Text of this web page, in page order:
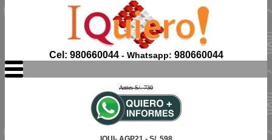
Cel: 980660044- Whatsapp: 980660044
Antes S/. 730